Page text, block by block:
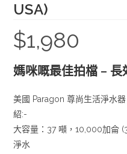
USA)
$1,980
媽咪嘅最佳拍檔 –
美國 Paragon 尊尚生活淨水
紹:-
大容量：37 噸，10,000加侖
淨水